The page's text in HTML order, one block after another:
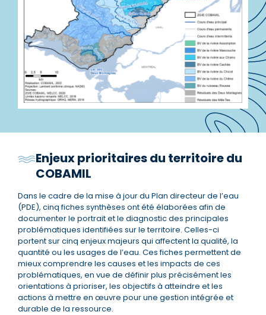
Enjeux prioritaires du territoire du
COBAMIL
Dans le cadre de la mise à jour du Plan directeur de l’eau
(PDE), cinq fiches synthèses ont été élaborées afin de
documenter le portrait et le diagnostic des principales
problématiques identifiées sur le territoire. Celles-ci
portent sur cinq enjeux majeurs qui affectent la qualité, la
quantité ou les usages de l’eau. Ces fiches permettent de
mieux comprendre les causes et les impacts de ces
problématiques, en vue de définir plus précisément les
orientations à prioriser, les objectifs à atteindre et les
actions à mettre en œuvre pour une gestion intégrée et
durable de la ressource.